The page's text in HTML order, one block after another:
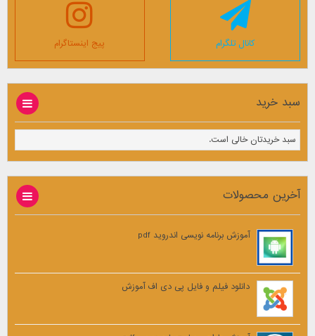
کانال تلگرام پیج اینستاگرام
سبد خرید
سبد خریدتان خالی است.
آخرین محصولات
آموزش برنامه نویسی اندروید pdf
دانلود فیلم و فایل پی دی اف آموزش